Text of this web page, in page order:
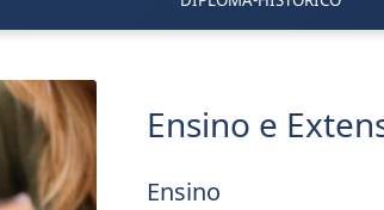
Ensino e
Ensino